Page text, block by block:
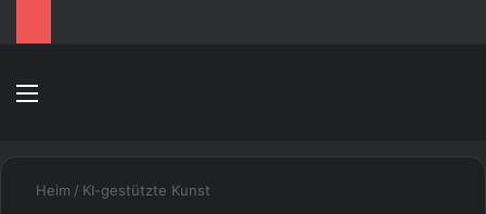
Speisekarte
Heim / KI-gestützte Kunst